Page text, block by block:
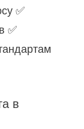
✅
✅
в